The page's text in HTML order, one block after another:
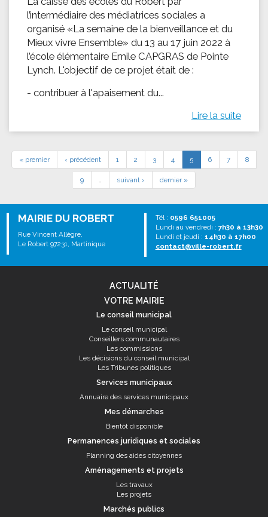
l’intermédiaire des médiatrices sociales a
organisé «La semaine de la bienveillance et du
Mieux vivre Ensemble» du 13 au 17 juin 2022 à
l’école élémentaire Emile CAPGRAS de Pointe
Lynch. L'objectif de ce projet était de :
- contribuer à l'apaisement du...
Lire la suite
« premier ‹ précédent 1 2 3 4 5 6 7 8
9 … suivant › dernier »
MAIRIE DU ROBERT
Rue Vincent Allègre,
Le Robert 97231, Martinique
Tél : 0596 651005
Lundi au vendredi : 7h30 à 13h30
Lundi et jeudi : 14h30 à 17h00
contact@ville-robert.fr
ACTUALITÉ
VOTRE MAIRIE
Le conseil municipal
Le conseil municipal
Conseillers communautaires
Les commissions
Les décisions du conseil municipal
Les Tribunes politiques
Services municipaux
Annuaire des services municipaux
Mes démarches
Bientôt disponible
Permanences juridiques et sociales
Planning des aides citoyennes
Aménagements et projets
Les travaux
Les projets
Marchés publics